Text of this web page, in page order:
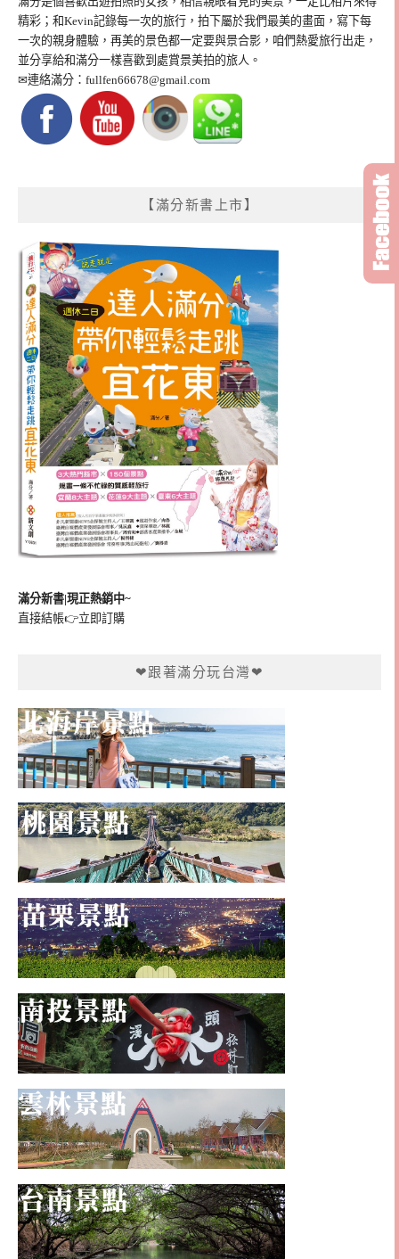
精彩；和Kevin記錄每一次的旅行，拍下屬於我們最美的畫面，寫下每
一次的親身體驗，再美的景色都一定要與景合影，咱們熱愛旅行出走，
並分享給和滿分一樣喜歡到處賞景美拍的旅人。
✉連絡滿分： fullfen66678@gmail.com
【滿分新書上市】
滿分新書|現正熱銷中~
直接結帳👉立即訂購
❤跟著滿分玩台灣❤